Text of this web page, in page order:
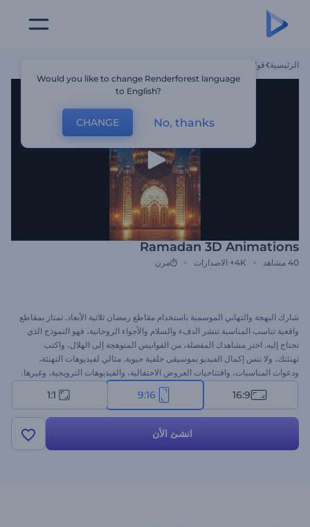
الرئيسية قوالب
Ramadan 3D Animations
40 مشاهد 4K+ الاصدارات مرن
شارك البهجة والتهاني الموسمية باستخدام مقاطع رمضان ثلاثية الأبعاد. تمتاز بمقاطع
واقعية تناسب المناسبة تنشر الدفء والسلام والأجواء الروحانية، فهو النموذج الذي
تحتاج إليه. اختر مشاهدك المفضلة، من الفوانيس المتوهجة إلى الهلال، واكتب
تهنئتك، ولا تنس إكمال الفيديو بموسيقى خلفية حيوية. مثالي لفيديوهات التهنئة،
ودعوات المناسبات، وافتتاحيات العروض الاحتفالية، والفيديوهات الترويجية، وغيرها.
ابدأ الآن وشارك أجواء وبهجة رمضان!
16:9
9:16
1:1
انشئ الأن
Would you like to change Renderforest language
to English?
CHANGE No, thanks